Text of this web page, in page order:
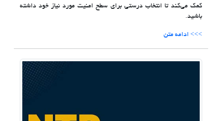
کمک می‌کند تا انتخاب درستی برای سطح امنیت مورد نیاز خود داشته
باشید.
>>> ادامه متن